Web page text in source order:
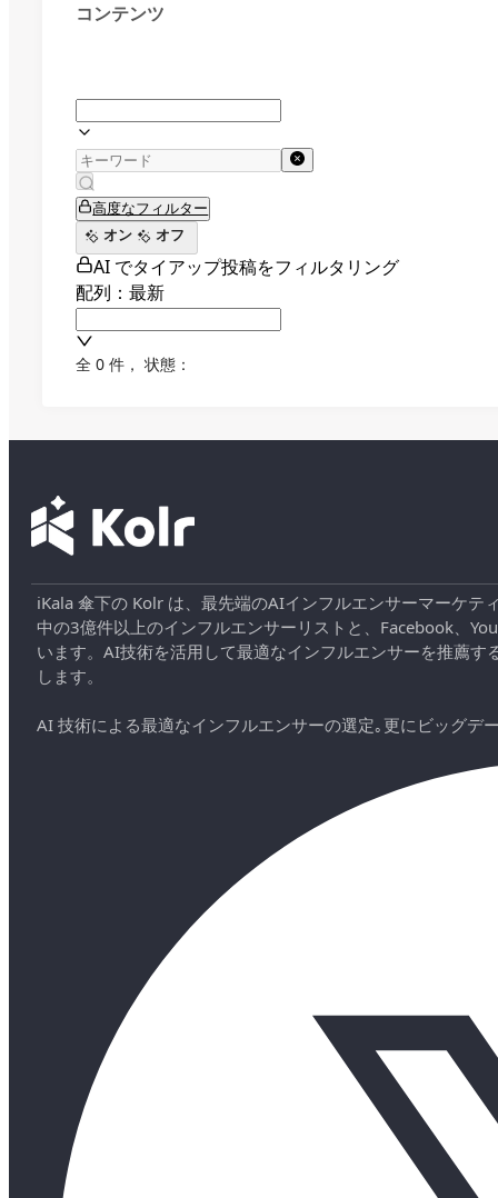
コンテンツ
高度なフィルター
オン
オフ
AI でタイアップ投稿をフィルタリング
配列：最新
全 0 件 ， 状態：
iKala 傘下の Kolr は、最先端のAIインフルエンサーマーケ
中の3億件以上のインフルエンサーリストと、Facebook、
います。AI技術を活用して最適なインフルエンサーを推薦
します。
AI 技術による最適なインフルエンサーの選定｡更にビッグデ